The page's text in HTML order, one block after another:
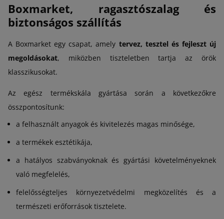
Boxmarket, ragasztószalag és
biztonságos szállítás
A Boxmarket egy csapat, amely tervez, tesztel és fejleszt új
megoldásokat, miközben tiszteletben tartja az örök
klasszikusokat.
Az egész termékskála gyártása során a következőkre
összpontosítunk:
a felhasznált anyagok és kivitelezés magas minősége,
a termékek esztétikája,
a hatályos szabványoknak és gyártási követelményeknek
való megfelelés,
felelősségteljes környezetvédelmi megközelítés és a
természeti erőforrások tisztelete.